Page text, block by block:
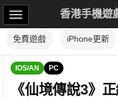
香港手機遊
免費遊戲 iPhone更新
IOS/AN PC
《仙境傳說3》